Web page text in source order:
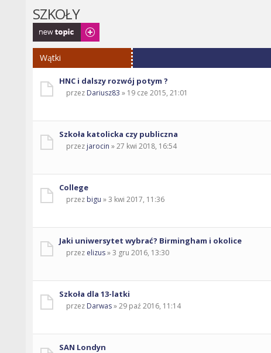
SZKOŁY
Napisz wątek
Wątki
HNC i dalszy rozwój potym ?
przez Dariusz83 » 19 cze 2015, 21:01
Szkoła katolicka czy publiczna
przez jarocin » 27 kwi 2018, 16:54
College
przez bigu » 3 kwi 2017, 11:36
Jaki uniwersytet wybrać? Birmingham i okolice
przez elizus» 3 gru 2016, 13:30
Szkoła dla 13-latki
przez Darwas» 29 paź 2016, 11:14
SAN Londyn